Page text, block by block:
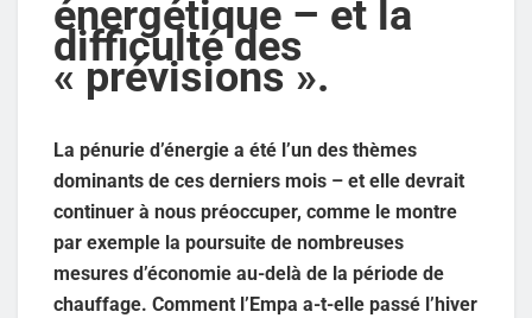
énergétique – et la
difficulté des
« prévisions ».
La pénurie d’énergie a été l’un des thèmes
dominants de ces derniers mois – et elle devrait
continuer à nous préoccuper, comme le montre
par exemple la poursuite de nombreuses
mesures d’économie au-delà de la période de
chauffage. Comment l’Empa a-t-elle passé l’hiver